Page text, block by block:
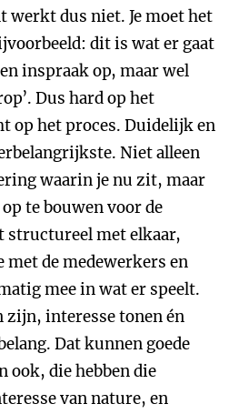
werkt dus niet. Je moet het
dit is wat er gaat
inspraak op, maar wel
Dus hard op het
op het proces. Duidelijk en
Niet alleen
waarin je nu zit, maar
te bouwen voor de
structureel met elkaar,
met de medewerkers en
mee in wat er speelt.
zijn, interesse tonen én
Dat kunnen goede
ook, die hebben die
van nature, en